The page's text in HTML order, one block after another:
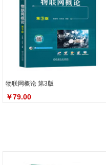
物联网概论 第3版
￥79.00